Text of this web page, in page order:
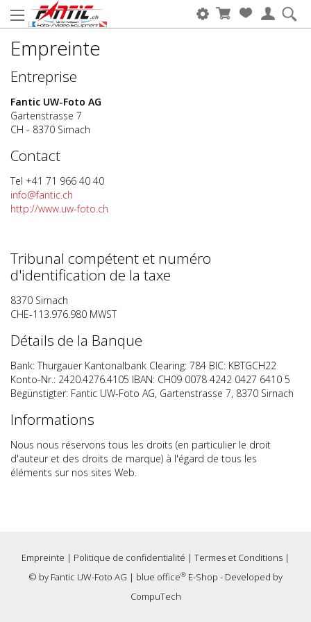
Empreinte
Entreprise
Fantic UW-Foto AG
Gartenstrasse 7
CH - 8370 Sirnach
Contact
Tel +41 71 966 40 40
info@fantic.ch
http://www.uw-foto.ch
Tribunal compétent et numéro
d'identification de la taxe
8370 Sirnach
CHE-113.976.980 MWST
Détails de la Banque
Bank: Thurgauer Kantonalbank Clearing: 784 BIC: KBTGCH22
Konto-Nr.: 2420.4276.4105 IBAN: CH09 0078 4242 0427 6410 5
Begünstigter: Fantic UW-Foto AG, Gartenstrasse 7, 8370 Sirnach
Informations
Nous nous réservons tous les droits (en particulier le droit
d'auteur et des droits de marque) à l'égard de tous les
éléments sur nos sites Web.
Empreinte | Politique de confidentialité | Termes et Conditions |
© by Fantic UW-Foto AG | blue office® E-Shop - Developed by
CompuTech